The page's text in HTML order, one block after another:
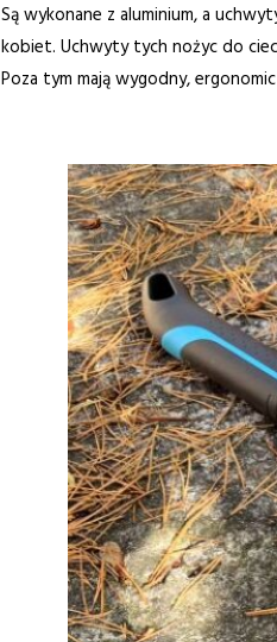
Są wykonane z aluminium, a
kobiet. Uchwyty tych nożyc do
Poza tym mają wygodny,